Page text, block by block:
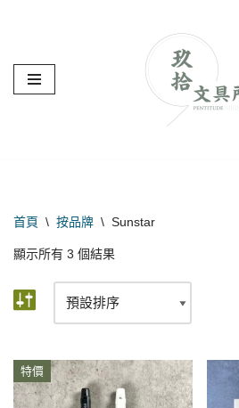
to
content
首頁 \ 按品牌 \ Sunstar
顯示所有 3 個結果
特價